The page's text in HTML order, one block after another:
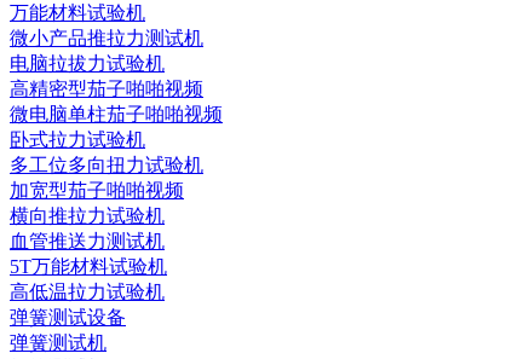
万能材料试验机
微小产品推拉力测试机
电脑拉拔力试验机
高精密型茄子啪啪视频
微电脑单柱茄子啪啪视频
卧式拉力试验机
多工位多向扭力试验机
加宽型茄子啪啪视频
横向推拉力试验机
血管推送力测试机
5T万能材料试验机
高低温拉力试验机
弹簧测试设备
弹簧测试机